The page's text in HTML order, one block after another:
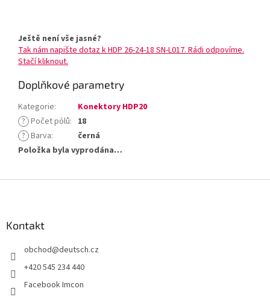
Ještě není vše jasné?
Tak nám napište dotaz k HDP 26-24-18 SN-L017. Rádi odpovíme.
Stačí kliknout.
Doplňkové parametry
Kategorie:
Konektory HDP20
? Počet pólů: 18
? Barva:
černá
Položka byla vyprodána…
Kontakt
obchod@deutsch.cz
+420 545 234 440
Facebook Imcon